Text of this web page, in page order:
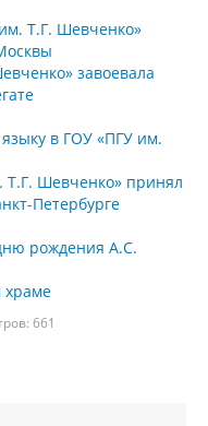
Т.Г. Шевченко»
завоевала
языку в ГОУ «ПГУ им.
Т.Г. Шевченко» принял
Петербурге
рождения А.С.
храме
661